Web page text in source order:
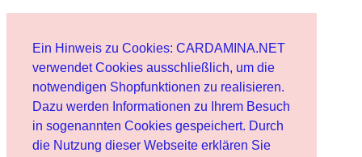
Ein Hinweis zu Cookies: CARDAMINA.NET
verwendet Cookies ausschließlich, um die
notwendigen Shopfunktionen zu realisieren.
Dazu werden Informationen zu Ihrem Besuch
in sogenannten Cookies gespeichert. Durch
die Nutzung dieser Webseite erklären Sie
Benutzer
Newsletter